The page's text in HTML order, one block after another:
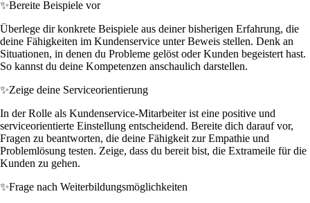
✨Bereite Beispiele vor
Überlege dir konkrete Beispiele aus deiner bisherigen Erfahrung, die
deine Fähigkeiten im Kundenservice unter Beweis stellen. Denk an
Situationen, in denen du Probleme gelöst oder Kunden begeistert hast.
So kannst du deine Kompetenzen anschaulich darstellen.
✨Zeige deine Serviceorientierung
In der Rolle als Kundenservice-Mitarbeiter ist eine positive und
serviceorientierte Einstellung entscheidend. Bereite dich darauf vor,
Fragen zu beantworten, die deine Fähigkeit zur Empathie und
Problemlösung testen. Zeige, dass du bereit bist, die Extrameile für die
Kunden zu gehen.
✨Frage nach Weiterbildungsmöglichkeiten